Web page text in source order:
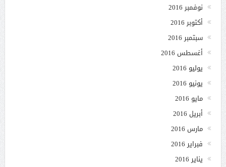
نوفمبر 2016
أكتوبر 2016
سبتمبر 2016
أغسطس 2016
يوليو 2016
يونيو 2016
مايو 2016
أبريل 2016
مارس 2016
فبراير 2016
يناير 2016